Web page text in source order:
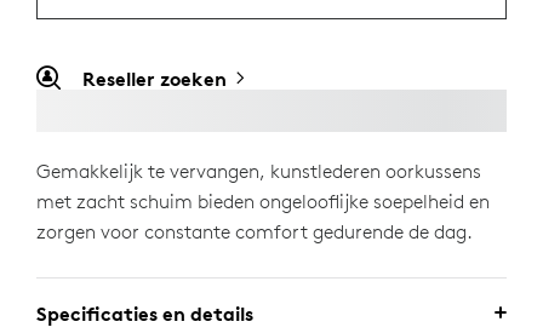
Reseller zoeken
Gemakkelijk te vervangen, kunstlederen oorkussens
met zacht schuim bieden ongelooflijke soepelheid en
zorgen voor constante comfort gedurende de dag.
Specificaties en details